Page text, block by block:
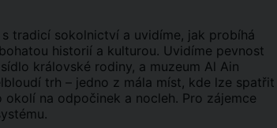
tradicí sokolnictví a uvidíme, jak probíhá
historií a kulturou. Uvidíme pevnost
královské rodiny, a muzeum Al Ain
trh – jedno z mála míst, kde lze spatřit
na odpočinek a nocleh. Pro zájemce